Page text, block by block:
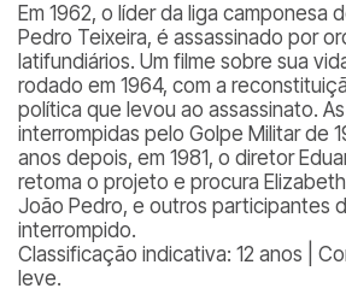
Em 1962, o líder da liga camponesa
Pedro Teixeira, é assassinado por
latifundiários. Um filme sobre sua
rodado em 1964, com a
política que levou ao assassinato.
interrompidas pelo Golpe Militar de
anos depois, em 1981, o diretor
retoma o projeto e procura
João Pedro, e outros participantes
interrompido.
Classificação indicativa: 12 anos |
leve.